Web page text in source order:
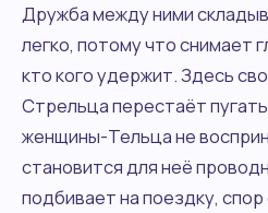
Дружба между ними
легко, потому что снимает
кто кого удержит. Здесь
Стрельца перестаёт
женщины-Тельца не
становится для неё
подбивает на поездку,